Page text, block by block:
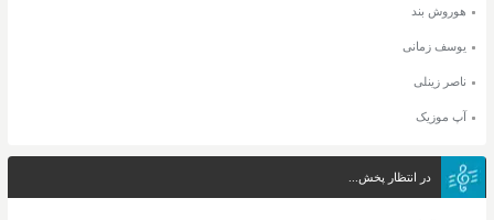
هوروش بند
یوسف زمانی
ناصر زینلی
آپ موزیک
در انتظار پخش...